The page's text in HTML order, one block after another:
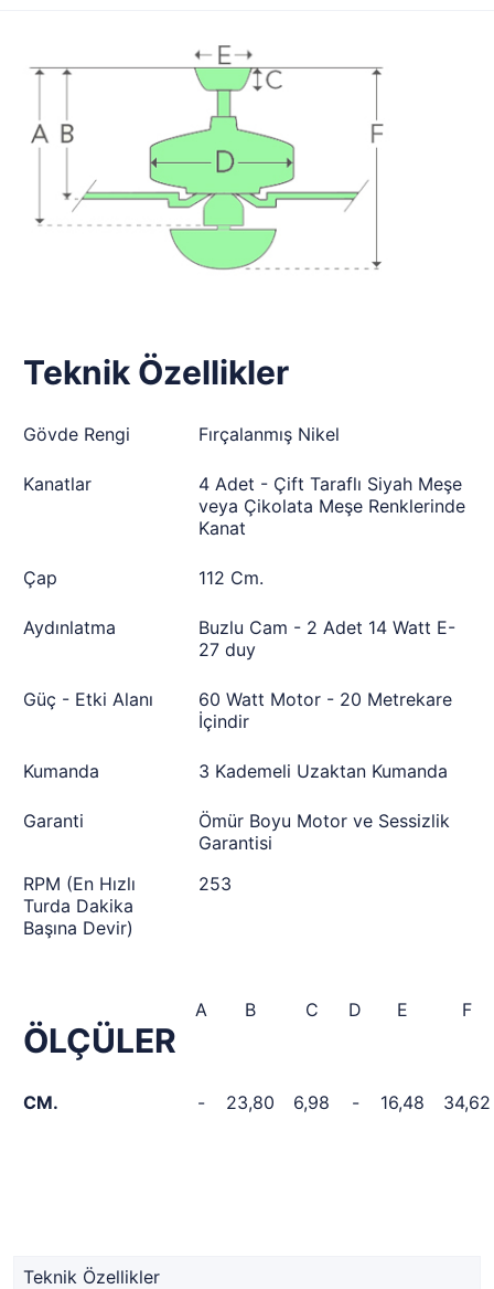
Teknik Özellikler
Gövde Rengi Fırçalanmış Nikel
Kanatlar
4 Adet - Çift Taraflı Siyah Meşe
veya Çikolata Meşe Renklerinde
Kanat
Çap 112 Cm.
Aydınlatma
Buzlu Cam - 2 Adet 14 Watt E-
27 duy
Güç - Etki Alanı
60 Watt Motor - 20 Metrekare
İçindir
Kumanda 3 Kademeli Uzaktan Kumanda
Garanti
Ömür Boyu Motor ve Sessizlik
Garantisi
RPM (En Hızlı
Turda Dakika
Başına Devir)
253
ÖLÇÜLER
A B C D E F
CM. - 23,80 6,98 - 16,48 34,62
Teknik Özellikler